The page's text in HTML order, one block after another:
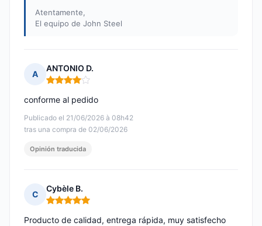
Atentamente,
El equipo de John Steel
A
ANTONIO D.
Nota: 4 de 5
Publicado el 21/06/2026 à 08h42
tras una compra de 02/06/2026
conforme al pedido
Opinión traducida
C
Cybèle B.
Nota: 5 de 5
Producto de calidad, entrega rápida, muy satisfecho